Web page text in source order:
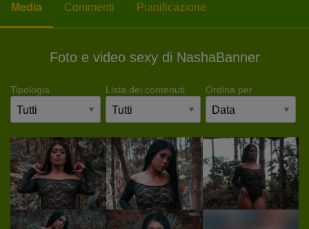
Media Commenti Pianificazione
Foto e video sexy di NashaBanner
Tipologia Lista dei contenuti Ordina per